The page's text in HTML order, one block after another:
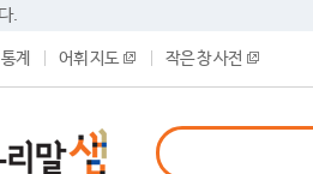
.
계 어휘 지도 작은 창 사전